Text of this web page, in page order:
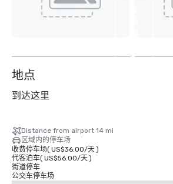
2
地点
到达这里
Distance from airport 14 mi
区域内的停车场
收费停车场( US$36.00/天)
代客泊车( US$56.00/天)
街道停车
公交车停车场